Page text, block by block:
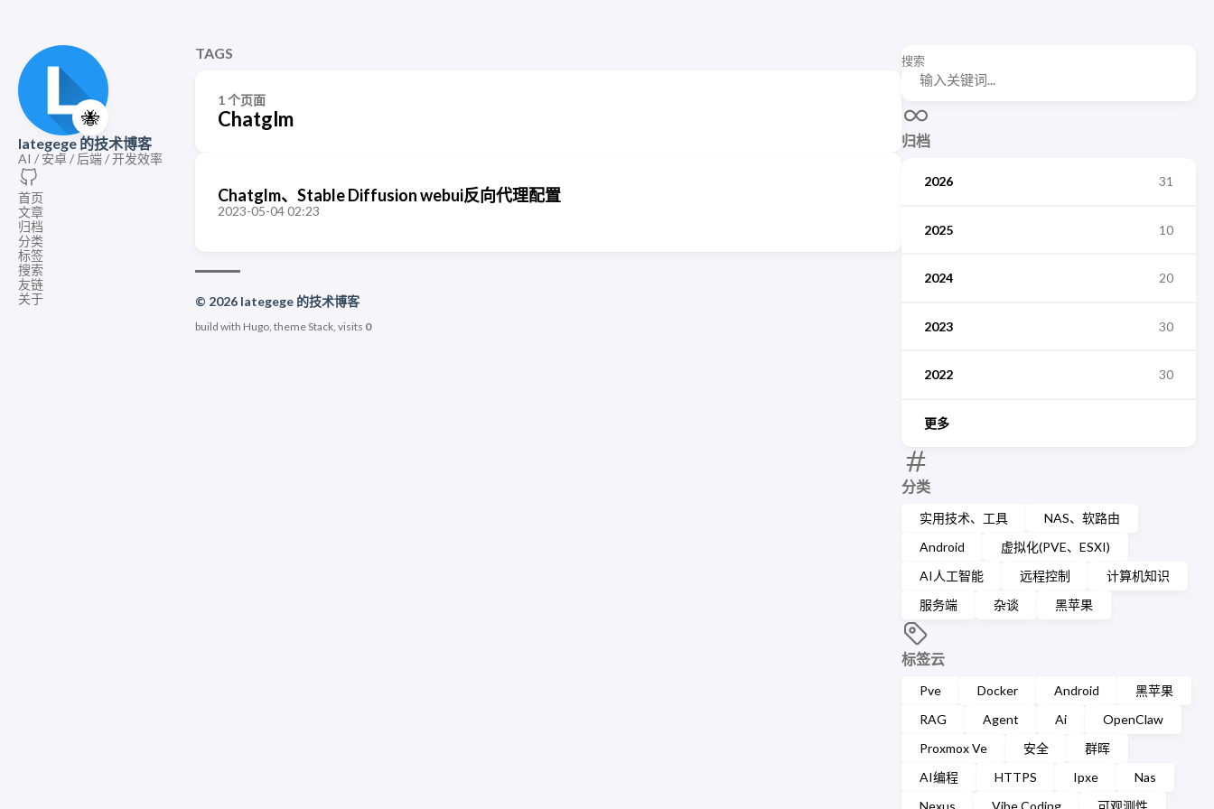
🐝
lategege 的技术博客
AI / 安卓 / 后端 / 开发效率
首页
文章
归档
分类
标签
搜索
友链
关于
搜索
归档
2026 31
2025 10
2024 20
2023 30
2022 30
更多
分类
实用技术、工具
NAS、软路由
Android
虚拟化(PVE、ESXI)
AI人工智能
远程控制
计算机知识
服务端
杂谈 黑苹果
标签云
Pve Docker Android
黑苹果
RAG
Agent Ai
OpenClaw
Proxmox Ve
安全
群晖
AI编程
HTTPS Ipxe
Nas
Nexus
Vibe Coding 可观测性
TAGS
1 个页面
Chatglm
Chatglm、Stable Diffusion webui反向代理配置
2023-05-04 02:23
© 2026 lategege 的技术博客
build with Hugo, theme Stack, visits 0